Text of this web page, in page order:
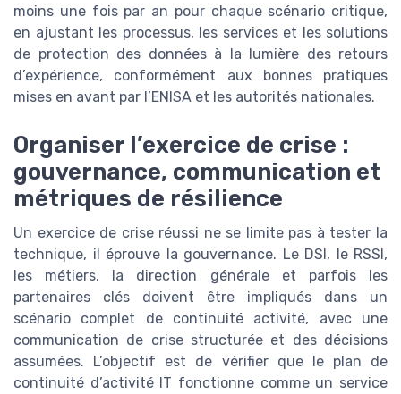
moins une fois par an pour chaque scénario critique,
en ajustant les processus, les services et les solutions
de protection des données à la lumière des retours
d’expérience, conformément aux bonnes pratiques
mises en avant par l’ENISA et les autorités nationales.
Organiser l’exercice de crise :
gouvernance, communication et
métriques de résilience
Un exercice de crise réussi ne se limite pas à tester la
technique, il éprouve la gouvernance. Le DSI, le RSSI,
les métiers, la direction générale et parfois les
partenaires clés doivent être impliqués dans un
scénario complet de continuité activité, avec une
communication de crise structurée et des décisions
assumées. L’objectif est de vérifier que le plan de
continuité d’activité IT fonctionne comme un service